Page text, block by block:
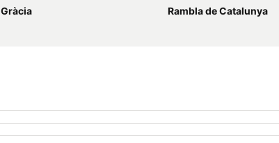
Gràcia
Rambla de Catalunya